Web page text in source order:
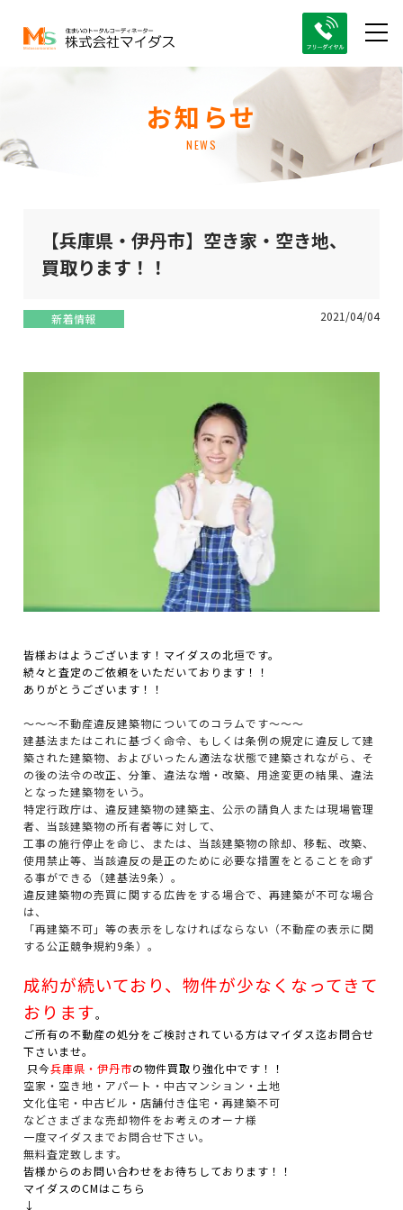
お知らせ
NEWS
【兵庫県・伊丹市】空き家・空き地、
買取ります！！
新着情報 2021/04/04
皆様おはようございます！マイダスの北垣です。
続々と査定のご依頼をいただいております！！
ありがとうございます！！
～～～不動産違反建築物についてのコラムです～～～
建基法またはこれに基づく命令、もしくは条例の規定に違反して建
築された建築物、およびいったん適法な状態で建築されながら、そ
の後の法令の改正、分筆、違法な増・改築、用途変更の結果、違法
となった建築物をいう。
特定行政庁は、違反建築物の建築主、公示の請負人または現場管理
者、当該建築物の所有者等に対して、
工事の施行停止を命じ、または、当該建築物の除却、移転、改築、
使用禁止等、当該違反の是正のために必要な措置をとることを命ず
る事ができる（建基法9条）。
違反建築物の売買に関する広告をする場合で、再建築が不可な場合
は、
「再建築不可」等の表示をしなければならない（不動産の表示に関
する公正競争規約9条）。
成約が続いており、物件が少なくなってきて
おります。
ご所有の不動産の処分をご検討されている方はマイダス迄お問合せ
下さいませ。
只今兵庫県・伊丹市の物件買取り強化中です！！
空家・空き地・アパート・中古マンション・土地
文化住宅・中古ビル・店舗付き住宅・再建築不可
などさまざまな売却物件をお考えのオーナ様
一度マイダスまでお問合せ下さい。
無料査定致します。
皆様からのお問い合わせをお待ちしております！！
マイダスのCMはこちら
↓